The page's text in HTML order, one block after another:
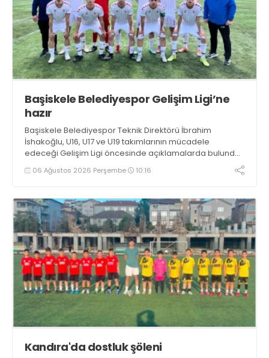
Başiskele Belediyespor Gelişim Ligi’ne
hazır
Başiskele Belediyespor Teknik Direktörü İbrahim
İshakoğlu, U16, U17 ve U19 takımlarının mücadele
edeceği Gelişim Ligi öncesinde açıklamalarda bulundu.
Genç oyuncuların gelişimine dikkat çeken İshakoğlu,
hedeflerinin sadece sonuç almak değil, Türk futboluna
06 Ağustos 2026 Perşembe 10:16
Kandıra'da dostluk şöleni